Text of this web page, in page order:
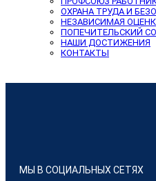
ОХРАНА ТРУДА И
НЕЗАВИСИМАЯ
ПОПЕЧИТЕЛЬСКИЙ
НАШИ ДОСТИЖЕНИЯ
КОНТАКТЫ
МЫ В СОЦИАЛЬНЫХ СЕТЯХ